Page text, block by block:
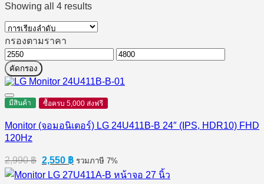
Showing all 4 results
กรองตามราคา
ราคา
ต่ำ
สุด
ราคา
คัดกรอง
มีสินค้า ซื้อครบ 5,000 ส่งฟรี
Monitor (จอมอนิเตอร์) LG 24U411B-B 24″ (IPS, HDR10) FHD
120Hz
2,990฿ Original
price
was:
2,550 ฿Current
price
is:
รวมภาษี 7%